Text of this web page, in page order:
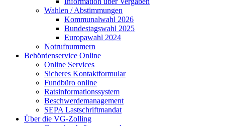
Wahlen / Abstimmungen
Kommunalwahl 2026
Bundestagswahl 2025
Europawahl 2024
Notrufnummern
Behördenservice Online
Online Services
Sicheres Kontaktformular
Fundbüro online
Ratsinformationssystem
Beschwerdemanagement
SEPA Lastschriftmandat
Über die VG-Zolling